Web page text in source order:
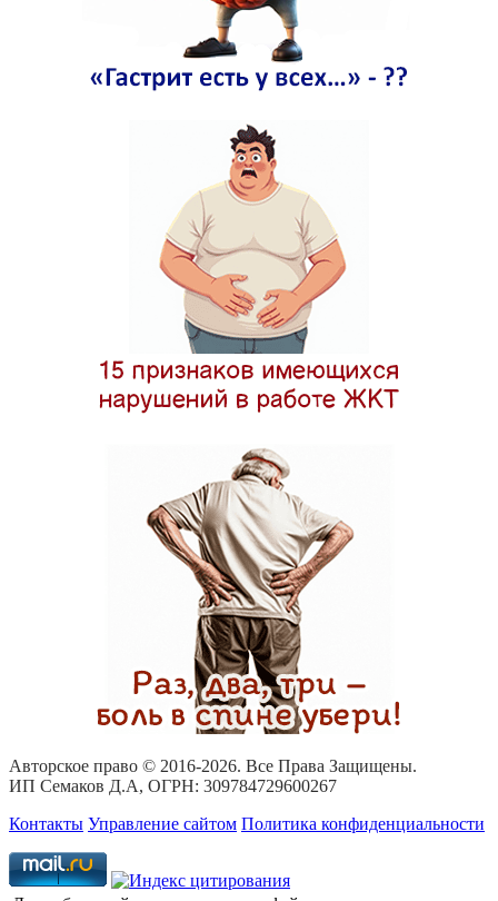
Авторское право © 2016-2026. Все Права Защищены.
ИП Семаков Д.А, ОГРН: 309784729600267
Контакты Управление сайтом Политика конфиденциальности